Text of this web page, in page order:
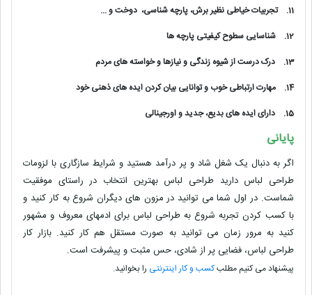
11.
تجربیات خیاطی نظیر برش، پارچه شناسی، دوخت و ...
12.
شناسایی سطوح کیفیتی پارچه ها
13.
درک درست از شیوه زندگی و نیازها و خواسته های مردم
14.
مهارت ارتباطی خوب و توانایی بیان کردن ایده های ذهنی خود
15.
دارای ایده های بدیع، جدید و اورجینالی
پایانی
اگر به دنبال یک شغل شاد و پر درآمد هستید و شرایط سازگاری با لزومات
طراحی لباس دارید طراحی لباس بهترین انتخاب در راستای موفقیت
شماست. در اول شما می توانید در مزون های دیگران شروع به کار کنید و
با کسب کردن تجربه شروع به طراحی لباس برای ادمهای معروف و مشهور
کنید به مرور زمان می توانید به صورت مستقل هم کار کنید. بازار کار
طراحی لباس، فضایی پر از شادی، حس مثبت و پیشرفت است.
پیشنهاد می کنیم مطلبکسب و کار اینترنتی را بخوانید.